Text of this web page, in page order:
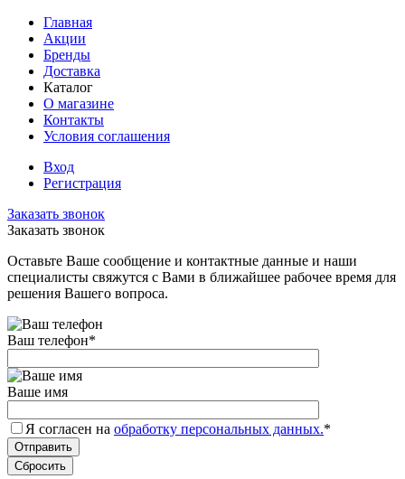
Главная
Акции
Бренды
Доставка
Каталог
О магазине
Контакты
Условия соглашения
Вход
Регистрация
Заказать звонок
Заказать звонок
Оставьте Ваше сообщение и контактные данные и наши
специалисты свяжутся с Вами в ближайшее рабочее время для
решения Вашего вопроса.
Ваш телефон*
Ваше имя
Я согласен на обработку персональных данных.*